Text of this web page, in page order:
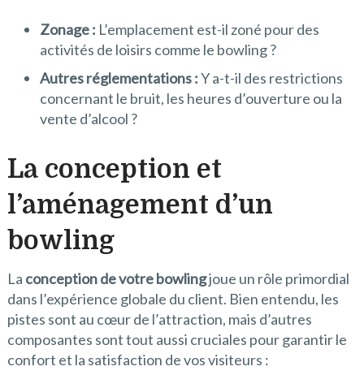
Zonage : L’emplacement est-il zoné pour des
activités de loisirs comme le bowling ?
Autres réglementations :Y a-t-il des restrictions
concernant le bruit, les heures d’ouverture ou la
vente d’alcool ?
La conception et
l’aménagement d’un
bowling
La conception de votre bowlingjoue un rôle primordial
dans l’expérience globale du client. Bien entendu, les
pistes sont au cœur de l’attraction, mais d’autres
composantes sont tout aussi cruciales pour garantir le
confort et la satisfaction de vos visiteurs :